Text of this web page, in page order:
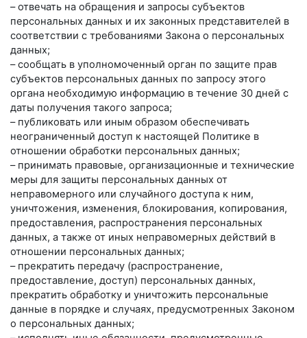
– отвечать на обращения и запросы субъектов
персональных данных и их законных представителей в
соответствии с требованиями Закона о персональных
данных;
– сообщать в уполномоченный орган по защите прав
субъектов персональных данных по запросу этого
органа необходимую информацию в течение 30 дней с
даты получения такого запроса;
– публиковать или иным образом обеспечивать
неограниченный доступ к настоящей Политике в
отношении обработки персональных данных;
– принимать правовые, организационные и технические
меры для защиты персональных данных от
неправомерного или случайного доступа к ним,
уничтожения, изменения, блокирования, копирования,
предоставления, распространения персональных
данных, а также от иных неправомерных действий в
отношении персональных данных;
– прекратить передачу (распространение,
предоставление, доступ) персональных данных,
прекратить обработку и уничтожить персональные
данные в порядке и случаях, предусмотренных Законом
о персональных данных;